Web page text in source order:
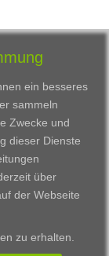
ein besseres
sammeln
Zwecke und
dieser Dienste
über
der Webseite
zu erhalten.